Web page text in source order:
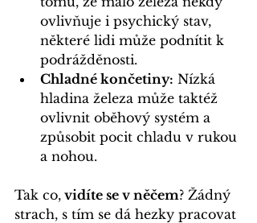
ovlivňuje i psychický stav,
některé lidi může podnítit k
podrážděnosti.
Chladné končetiny: Nízká
hladina železa může taktéž
ovlivnit oběhový systém a
způsobit pocit chladu v rukou
a nohou.
Tak co, vidíte se v něčem? Žádný
strach, s tím se dá hezky pracovat